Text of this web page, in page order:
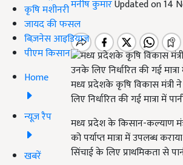
कृषि मशीनरी
जायद की फसल
बिज़नेस आइडियाज
पीएम किसान
Home
न्यूज़ रैप
खबरें
मनीष कुमारUpdated on 14
मध्य प्रदेशके कृषि विकास मंत्री
लिए निर्धारित की गई मात्रा में
मध्य प्रदेश के किसान-कल्याण
को पर्याप्त मात्रा में उपलब्ध
सिंचाई के लिए प्राथमिकता से